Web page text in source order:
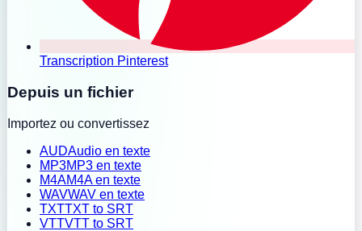
Transcription Pinterest
Depuis un fichier
Importez ou convertissez
AUDAudio en texte
MP3MP3 en texte
M4AM4A en texte
WAVWAV en texte
TXTTXT to SRT
VTTVTT to SRT